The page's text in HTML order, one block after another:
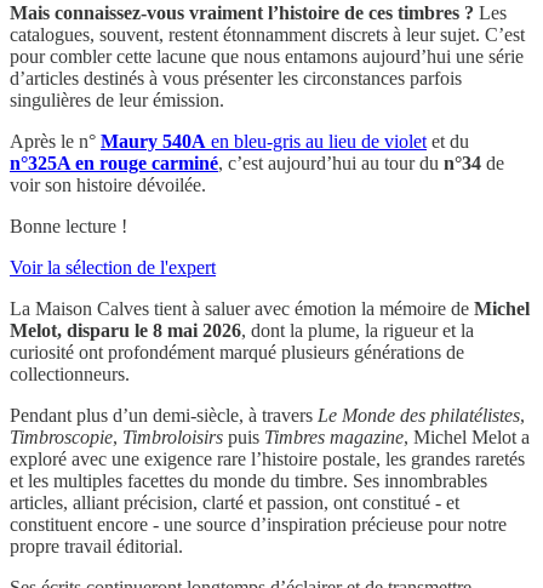
Mais connaissez-vous vraiment l’histoire de ces timbres ? Les
catalogues, souvent, restent étonnamment discrets à leur sujet. C’est
pour combler cette lacune que nous entamons aujourd’hui une série
d’articles destinés à vous présenter les circonstances parfois
singulières de leur émission.
Après le n° Maury 540A en bleu-gris au lieu de violet et du
n°325A en rouge carminé, c’est aujourd’hui au tour du n°34 de
voir son histoire dévoilée.
Bonne lecture !
Voir la sélection de l'expert
La Maison Calves tient à saluer avec émotion la mémoire de Michel
Melot, disparu le 8 mai 2026, dont la plume, la rigueur et la
curiosité ont profondément marqué plusieurs générations de
collectionneurs.
Pendant plus d’un demi-siècle, à travers Le Monde des philatélistes,
Timbroscopie, Timbroloisirs puis Timbres magazine, Michel Melot a
exploré avec une exigence rare l’histoire postale, les grandes raretés
et les multiples facettes du monde du timbre. Ses innombrables
articles, alliant précision, clarté et passion, ont constitué - et
constituent encore - une source d’inspiration précieuse pour notre
propre travail éditorial.